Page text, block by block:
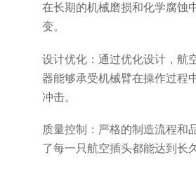
在长期的机械磨损和化学腐蚀
变。
设计优化：通过优化设计，航
器能够承受机械臂在操作过程
冲击。
质量控制：严格的制造流程和
了每一只航空插头都能达到长